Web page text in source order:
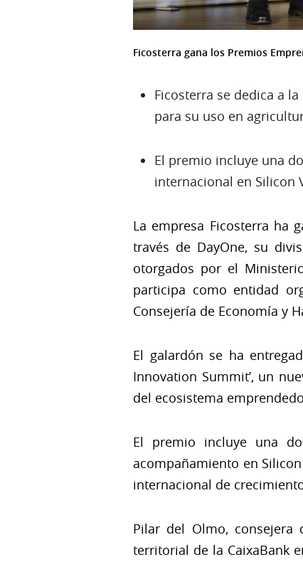
Ficosterra gana los Premios
Ficosterra se dedica a
para su uso en
El premio incluye una
internacional en Silicon
La empresa Ficosterra ha
través de DayOne, su
otorgados por el
participa como entidad
Consejería de Economía y
El galardón se ha
Innovation Summit’, un
del ecosistema
El premio incluye una
acompañamiento en
internacional de
Pilar del Olmo, consejera
territorial de la CaixaBank